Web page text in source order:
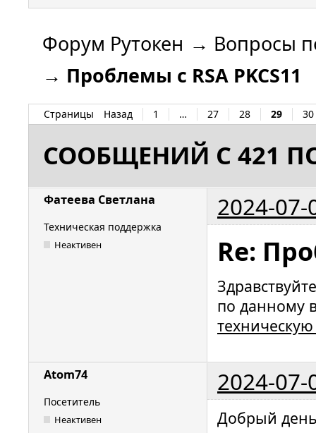
Форум Рутокен → Вопросы
→ Проблемы с RSA PKCS11
Страницы Назад 1 … 27 28 29 30
СООБЩЕНИЙ С 421
Фатеева Светлана 2024-07-
Техническая поддержка
Неактивен Re:
по данному
Atom74 2024-07-
Посетитель
Неактивен
Добрый